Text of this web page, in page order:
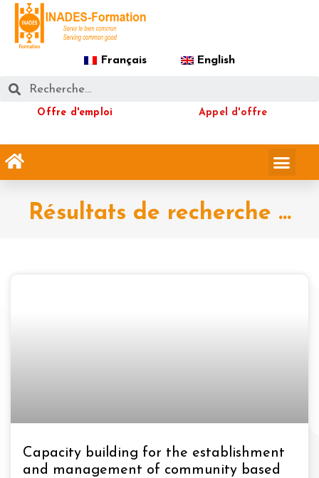
Français English
Offre d'emploi Appel d'offre
Résultats de recherche ...
Capacity building for the establishment
and management of community based